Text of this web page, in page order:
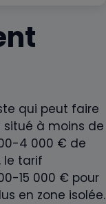
qui peut faire
situé à moins de
4 000 € de
le tarif
15 000 € pour
en zone isolée.